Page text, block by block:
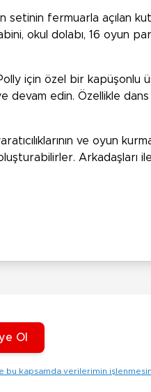
setinin fermuarla açılan
okul dolabı, 16 oyun
için özel bir kapüşonlu
devam edin. Özellikle
ve oyun
Arkadaşları ile
Ol
bu kapsamda verilerimin